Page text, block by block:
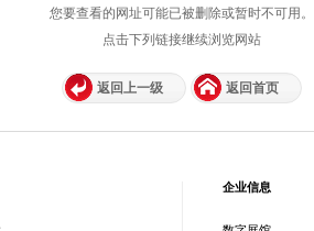
您要查看的网址可能已被删除或暂时不可用。
点击下列链接继续浏览网站
返回上一级 返回首页
企业信息